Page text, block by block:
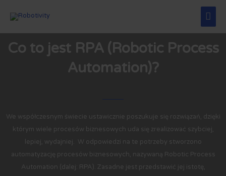
Co to jest RPA (Robotic Process
Automation)?
We współczesnym świecie ustawicznie poszukuje się rozwiązań, dzięki
którym wiele procesów biznesowych uda się zrealizować szybciej,
lepiej, wydajniej. W odpowiedzi na te potrzeby stworzono
automatyzację procesów biznesowych, nazywaną Robotic Process
Automation (dalej: RPA). Zasadne jest przedstawić jej istotę,